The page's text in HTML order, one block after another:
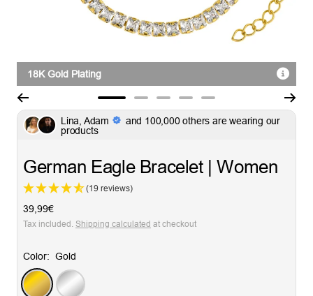
18K Gold Plating
to
to
to
to
to
Lina, Adam
and 100,000 others are wearing our
products
German Eagle Bracelet | Women
(19 reviews)
Sale
price
39,99€
Tax included. Shipping calculated at checkout
Color: Gold
Gold
Silver